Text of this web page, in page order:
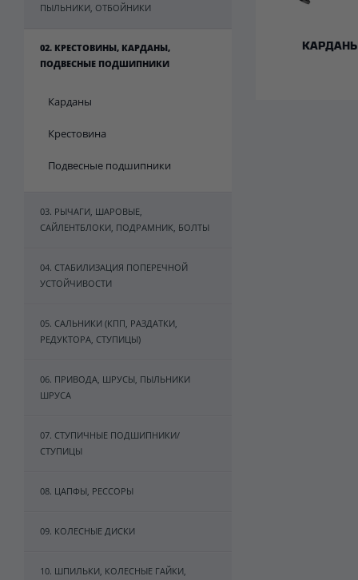
ПЫЛЬНИКИ, ОТБОЙНИКИ
02. КРЕСТОВИНЫ, КАРДАНЫ,
ПОДВЕСНЫЕ ПОДШИПНИКИ
Карданы
Крестовина
Подвесные подшипники
03. РЫЧАГИ, ШАРОВЫЕ,
САЙЛЕНТБЛОКИ, ПОДРАМНИК, БОЛТЫ
04. СТАБИЛИЗАЦИЯ ПОПЕРЕЧНОЙ
УСТОЙЧИВОСТИ
05. САЛЬНИКИ (КПП, РАЗДАТКИ,
РЕДУКТОРА, СТУПИЦЫ)
06. ПРИВОДА, ШРУСЫ, ПЫЛЬНИКИ
ШРУСА
07. СТУПИЧНЫЕ ПОДШИПНИКИ/
СТУПИЦЫ
08. ЦАПФЫ, РЕССОРЫ
09. КОЛЕСНЫЕ ДИСКИ
10. ШПИЛЬКИ, КОЛЕСНЫЕ ГАЙКИ,